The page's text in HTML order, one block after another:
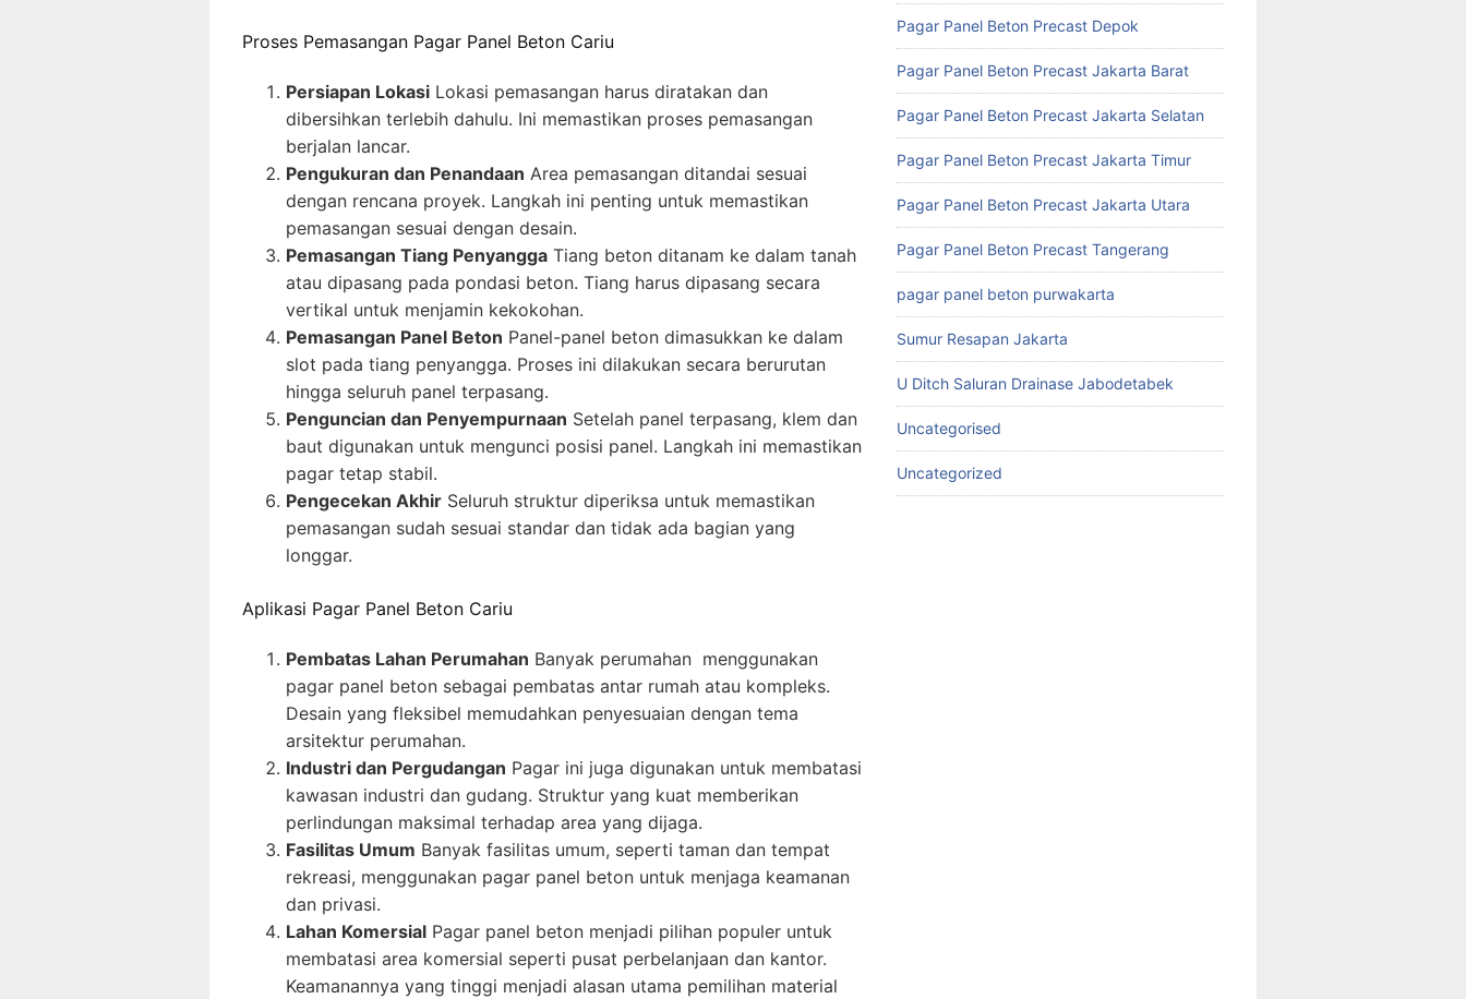
Proses Pemasangan Pagar Panel Beton Cariu
Persiapan Lokasi Lokasi pemasangan harus diratakan dan
dibersihkan terlebih dahulu. Ini memastikan proses pemasangan
berjalan lancar.
Pengukuran dan Penandaan Area pemasangan ditandai sesuai
dengan rencana proyek. Langkah ini penting untuk memastikan
pemasangan sesuai dengan desain.
Pemasangan Tiang Penyangga Tiang beton ditanam ke dalam tanah
atau dipasang pada pondasi beton. Tiang harus dipasang secara
vertikal untuk menjamin kekokohan.
Pemasangan Panel Beton Panel-panel beton dimasukkan ke dalam
slot pada tiang penyangga. Proses ini dilakukan secara berurutan
hingga seluruh panel terpasang.
Penguncian dan Penyempurnaan Setelah panel terpasang, klem dan
baut digunakan untuk mengunci posisi panel. Langkah ini memastikan
pagar tetap stabil.
Pengecekan Akhir Seluruh struktur diperiksa untuk memastikan
pemasangan sudah sesuai standar dan tidak ada bagian yang
longgar.
Aplikasi Pagar Panel Beton Cariu
Pembatas Lahan Perumahan Banyak perumahan menggunakan
pagar panel beton sebagai pembatas antar rumah atau kompleks.
Desain yang fleksibel memudahkan penyesuaian dengan tema
arsitektur perumahan.
Industri dan Pergudangan Pagar ini juga digunakan untuk membatasi
kawasan industri dan gudang. Struktur yang kuat memberikan
perlindungan maksimal terhadap area yang dijaga.
Fasilitas Umum Banyak fasilitas umum, seperti taman dan tempat
rekreasi, menggunakan pagar panel beton untuk menjaga keamanan
dan privasi.
Lahan Komersial Pagar panel beton menjadi pilihan populer untuk
membatasi area komersial seperti pusat perbelanjaan dan kantor.
Keamanannya yang tinggi menjadi alasan utama pemilihan material
Pagar Panel Beton Precast Depok
Pagar Panel Beton Precast Jakarta Barat
Pagar Panel Beton Precast Jakarta Selatan
Pagar Panel Beton Precast Jakarta Timur
Pagar Panel Beton Precast Jakarta Utara
Pagar Panel Beton Precast Tangerang
pagar panel beton purwakarta
Sumur Resapan Jakarta
U Ditch Saluran Drainase Jabodetabek
Uncategorised
Uncategorized